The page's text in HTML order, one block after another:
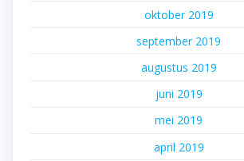
oktober 2019
september 2019
augustus 2019
juni 2019
mei 2019
april 2019